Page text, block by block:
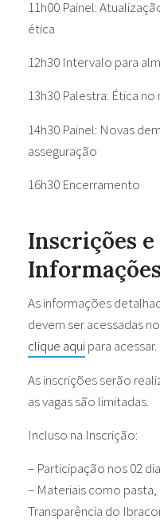
11h00 Painel:
ética
12h30 Intervalo para
13h30 Palestra: Ética
14h30 Painel: Novas
asseguração
16h30 Encerramento
Inscrições
Informações
As informações
devem ser acessadas
clique aquipara acessar.
As inscrições serão
as vagas são limitadas.
Incluso na Inscrição:
– Participação nos 02
– Materiais como
Transparência do